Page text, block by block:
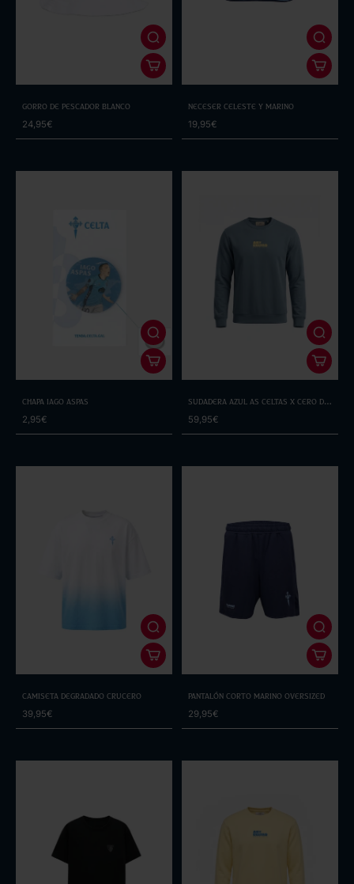
Gorro de pescador blanco
24,95€
Neceser Celeste y Marino
19,95€
Chapa Iago Aspas
2,95€
Sudadera Azul As Celtas x Cero de
Costa
59,95€
Camiseta Degradado Crucero
39,95€
Pantalón Corto Marino Oversized
29,95€